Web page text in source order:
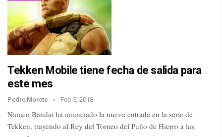
Tekken Mobile tiene fecha de salida para
este mes
Pedro Morote Feb 5, 2018
Namco Bandai ha anunciado la nueva entrada en la serie de
Tekken, trayendo al Rey del Torneo del Puño de Hierro a las